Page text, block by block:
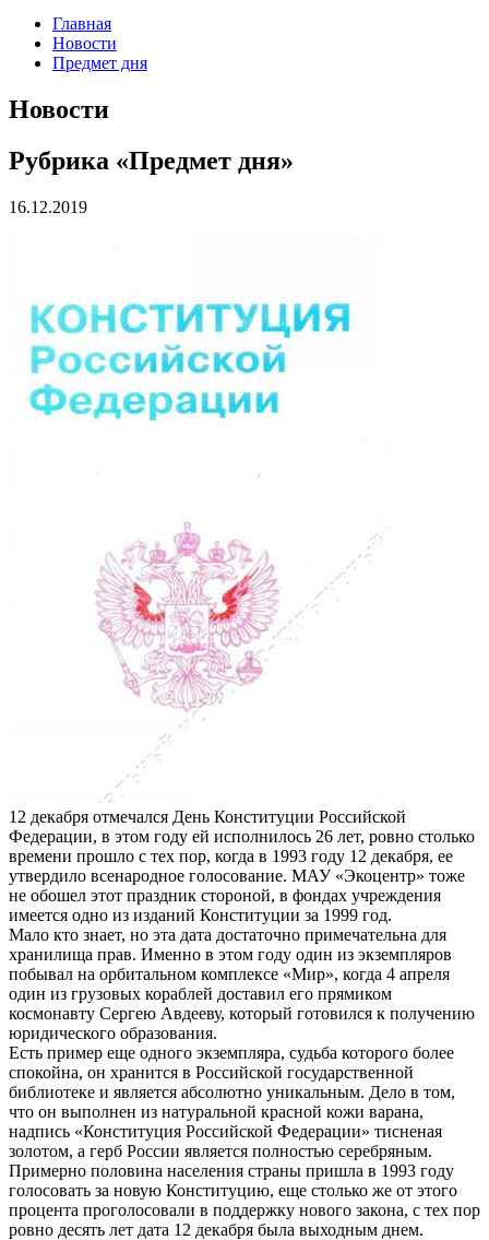
Главная
Новости
Предмет дня
Новости
Рубрика «Предмет дня»
16.12.2019
12 декабря отмечался День Конституции Российской
Федерации, в этом году ей исполнилось 26 лет, ровно столько
времени прошло с тех пор, когда в 1993 году 12 декабря, ее
утвердило всенародное голосование. МАУ «Экоцентр» тоже
не обошел этот праздник стороной, в фондах учреждения
имеется одно из изданий Конституции за 1999 год.
Мало кто знает, но эта дата достаточно примечательна для
хранилища прав. Именно в этом году один из экземпляров
побывал на орбитальном комплексе «Мир», когда 4 апреля
один из грузовых кораблей доставил его прямиком
космонавту Сергею Авдееву, который готовился к получению
юридического образования.
Есть пример еще одного экземпляра, судьба которого более
спокойна, он хранится в Российской государственной
библиотеке и является абсолютно уникальным. Дело в том,
что он выполнен из натуральной красной кожи варана,
надпись «Конституция Российской Федерации» тисненая
золотом, а герб России является полностью серебряным.
Примерно половина населения страны пришла в 1993 году
голосовать за новую Конституцию, еще столько же от этого
процента проголосовали в поддержку нового закона, с тех пор
ровно десять лет дата 12 декабря была выходным днем.